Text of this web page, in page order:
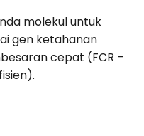
molekul untuk
gen ketahanan
cepat (FCR –